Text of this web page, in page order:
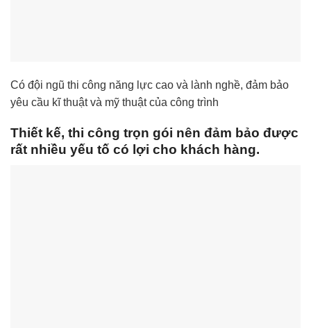
Có đội ngũ thi công năng lực cao và lành nghề, đảm bảo
yêu cầu kĩ thuật và mỹ thuật của công trình
Thiết kế, thi công trọn gói nên đảm bảo được
rất nhiều yếu tố có lợi cho khách hàng.